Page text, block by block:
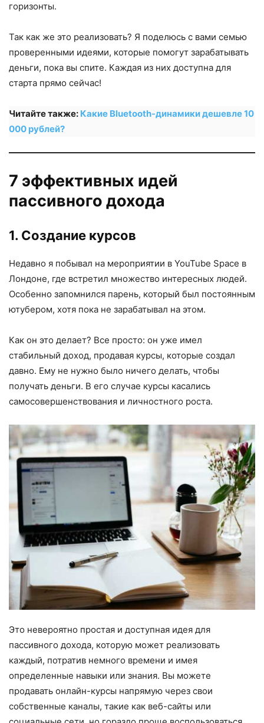
горизонты.
Так как же это реализовать? Я поделюсь с вами семью
проверенными идеями, которые помогут зарабатывать
деньги, пока вы спите. Каждая из них доступна для
старта прямо сейчас!
Читайте также: Какие Bluetooth-динамики дешевле 10
000 рублей?
7 эффективных идей
пассивного дохода
1. Создание курсов
Недавно я побывал на мероприятии в YouTube Space в
Лондоне, где встретил множество интересных людей.
Особенно запомнился парень, который был постоянным
ютубером, хотя пока не зарабатывал на этом.
Как он это делает? Все просто: он уже имел
стабильный доход, продавая курсы, которые создал
давно. Ему не нужно было ничего делать, чтобы
получать деньги. В его случае курсы касались
самосовершенствования и личностного роста.
Это невероятно простая и доступная идея для
пассивного дохода, которую может реализовать
каждый, потратив немного времени и имея
определенные навыки или знания. Вы можете
продавать онлайн-курсы напрямую через свои
собственные каналы, такие как веб-сайты или